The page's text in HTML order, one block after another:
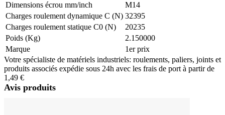
Dimensions écrou mm/inch
M14
Charges roulement dynamique C (N) 32395
Charges roulement statique C0 (N)
20235
Poids (Kg)
2.150000
Marque
1er prix
Votre spécialiste de matériels industriels: roulements, paliers, joints et
produits associés expédie sous 24h avec les frais de port à partir de
1,49 €
Avis produits